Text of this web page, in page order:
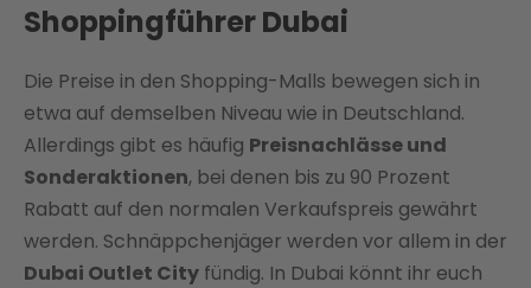
Shoppingführer Dubai
Die Preise in den Shopping-Malls bewegen sich in
etwa auf demselben Niveau wie in Deutschland.
Allerdings gibt es häufig Preisnachlässe und
Sonderaktionen, bei denen bis zu 90 Prozent
Rabatt auf den normalen Verkaufspreis gewährt
werden. Schnäppchenjäger werden vor allem in der
Dubai Outlet City fündig. In Dubai könnt ihr euch